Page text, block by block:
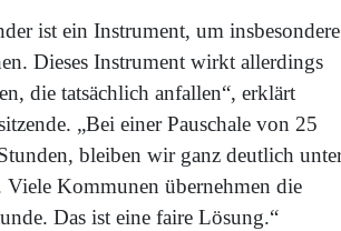
ist ein Instrument, um insbesondere
Dieses Instrument wirkt allerdings
die tatsächlich anfallen“, erklärt
„Bei einer Pauschale von 25
bleiben wir ganz deutlich
Kommunen übernehmen die
Das ist eine faire Lösung.“